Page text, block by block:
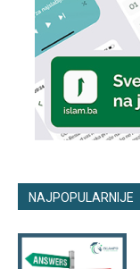
NAJPOPULARNIJE